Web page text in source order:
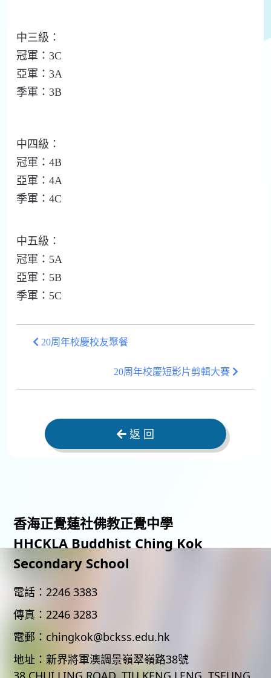
中三級：
冠軍：3C
亞軍：3A
季軍：3B
中四級：
冠軍：4B
亞軍：4A
季軍：4C
中五級：
冠軍：5A
亞軍：5B
季軍：5C
20周年校慶校友聚餐
20周年校慶短影片剪輯大賽
返 回
香海正覺蓮社佛教正覺中學
HHCKLA Buddhist Ching Kok
Secondary School
電話： 2246 3383
傳真： 2246 3283
電郵： chingkok@bckss.edu.hk
地址： 新界將軍澳調景嶺翠嶺路38號